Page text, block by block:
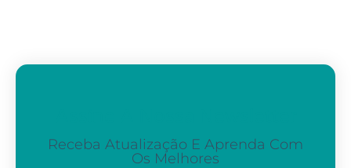
Receba Atualização E Aprenda Com
Os Melhores